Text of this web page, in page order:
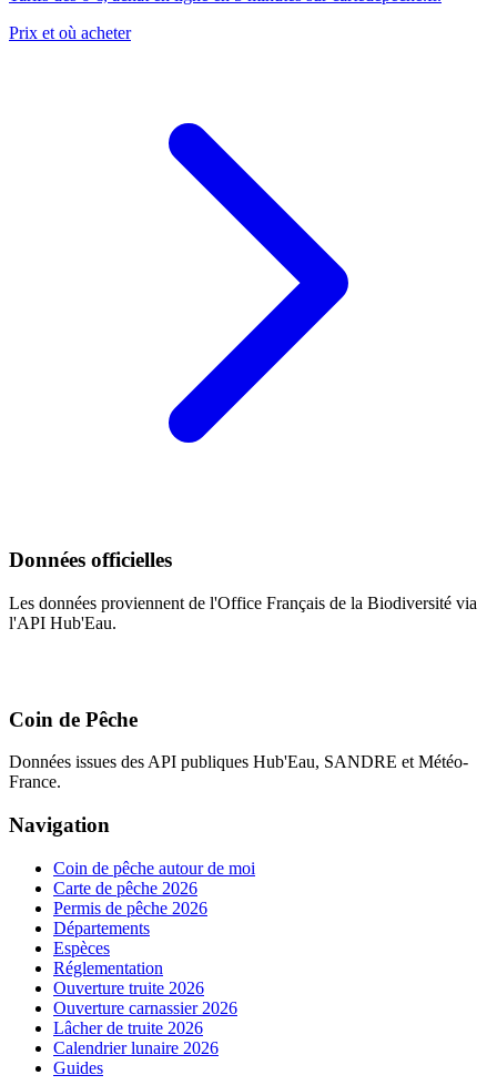
Prix et où acheter
Données officielles
Les données proviennent de l'Office Français de la Biodiversité via
l'API Hub'Eau.
Coin de Pêche
Données issues des API publiques Hub'Eau, SANDRE et Météo-
France.
Navigation
Coin de pêche autour de moi
Carte de pêche 2026
Permis de pêche 2026
Départements
Espèces
Réglementation
Ouverture truite 2026
Ouverture carnassier 2026
Lâcher de truite 2026
Calendrier lunaire 2026
Guides